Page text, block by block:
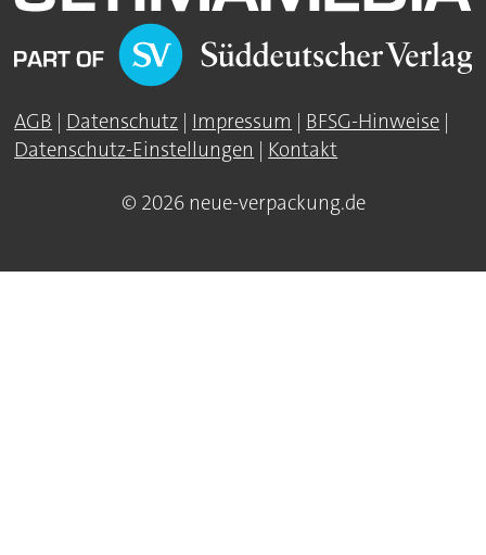
AGB | Datenschutz | Impressum | BFSG-Hinweise |
Datenschutz-Einstellungen | Kontakt
© 2026 neue-verpackung.de